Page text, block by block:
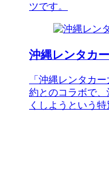
ツです。
沖縄レンタカ
「沖縄レンタカ
約とのコラボで
くしようという特